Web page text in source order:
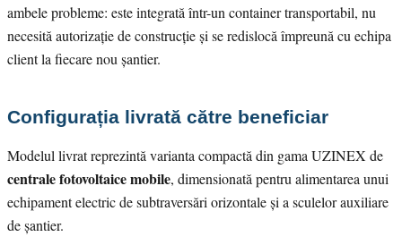
ambele probleme: este integrată într-un container transportabil, nu
necesită autorizație de construcție și se redislocă împreună cu echipa
client la fiecare nou șantier.
Configurația livrată către beneficiar
Modelul livrat reprezintă varianta compactă din gama UZINEX de
centrale fotovoltaice mobile, dimensionată pentru alimentarea unui
echipament electric de subtraversări orizontale și a sculelor auxiliare
de șantier.